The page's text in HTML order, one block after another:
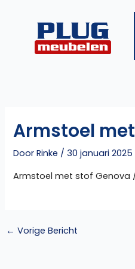
Armstoel
DoorRinke / 30 januari 2025
Armstoel met stof Genova
← Vorige Bericht